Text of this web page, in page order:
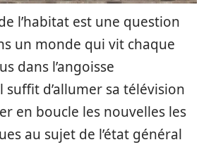
l’habitat est une question
un monde qui vit chaque
dans l’angoisse
d’allumer sa télévision
en boucle les nouvelles les
au sujet de l’état général